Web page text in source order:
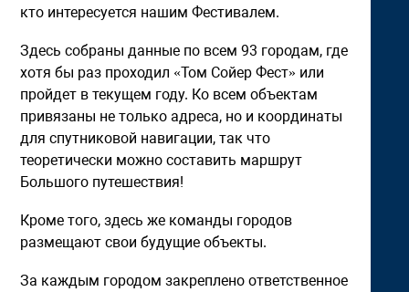
кто интересуется нашим Фестивалем.
Здесь собраны данные по всем 93 городам, где
хотя бы раз проходил «Том Сойер Фест» или
пройдет в текущем году. Ко всем объектам
привязаны не только адреса, но и координаты
для спутниковой навигации, так что
теоретически можно составить маршрут
Большого путешествия!
Кроме того, здесь же команды городов
размещают свои будущие объекты.
За каждым городом закреплено ответственное